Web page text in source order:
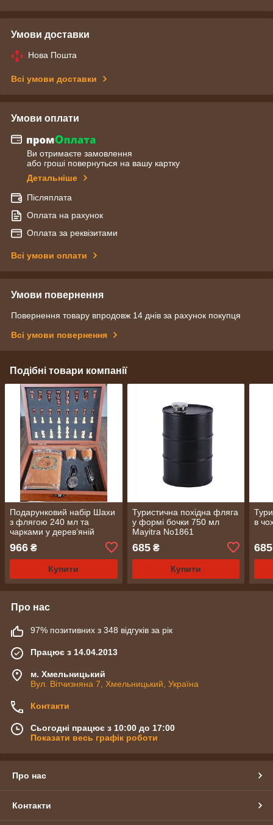
Умови доставки
Нова Пошта
Всі умови доставки
Умови оплати
Ви отримаєте замовлення
або гроші повернуться на вашу картку
Детальніше
Післяплата
Оплата на рахунок
Оплата за реквізитами
Всі умови оплати
Умови повернення
Повернення товару впродовж 14 днів за рахунок покупця
Всі умови повернення
Подібні товари компанії
Подарунковий набір Шахи
з флягою 240 мл та
чарками у дерев’яній
966 ₴
Купити
Туристична похідна фляга
у формі бочки 750 мл
Mayitra No1861
685₴
Купити
в
685
Про нас
97% позитивних з 348 відгуків за рік
Працює з 14.04.2013
м. Хмельницький
Вул. Вітчизняна 7, Хмельницький, Україна
Контакти
Сьогодні працює з 10:00 до 17:00
Показати весь графік роботи
Про нас
Контакти